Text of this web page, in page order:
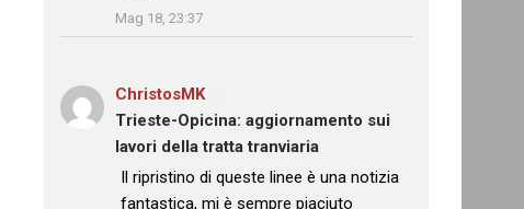
Mag 18, 23:37
ChristosMKsu
Trieste-Opicina: aggiornamento sui
lavori della tratta tranviaria
: “
Il ripristino di queste linee è una notizia
fantastica, mi è sempre piaciuto